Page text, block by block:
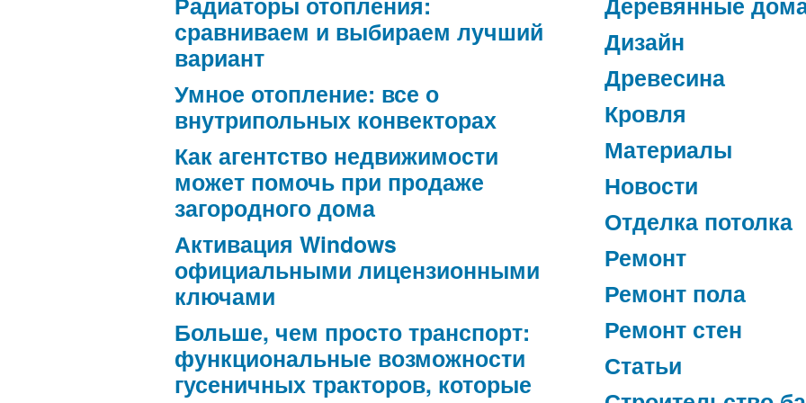
сравниваем и выбираем лучший
вариант
Умное отопление: все о
внутрипольных конвекторах
Как агентство недвижимости
может помочь при продаже
загородного дома
Активация Windows
официальными лицензионными
ключами
Больше, чем просто транспорт:
функциональные возможности
гусеничных тракторов, которые
Дизайн
Древесина
Кровля
Материалы
Новости
Отделка потолка
Ремонт
Ремонт пола
Ремонт стен
Статьи